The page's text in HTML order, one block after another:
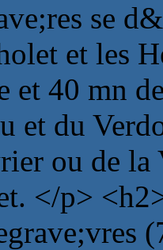
se
et les
et 40 mn
et du
ou de la
</p>